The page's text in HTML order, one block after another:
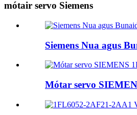
mótair servo Siemens
Siemens Nua agus
Mótar servo